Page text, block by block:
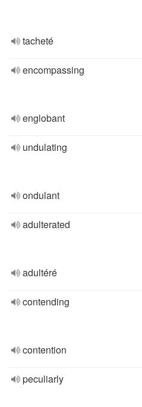
tacheté
encompassing
englobant
undulating
ondulant
adulterated
adultéré
contending
contention
peculiarly